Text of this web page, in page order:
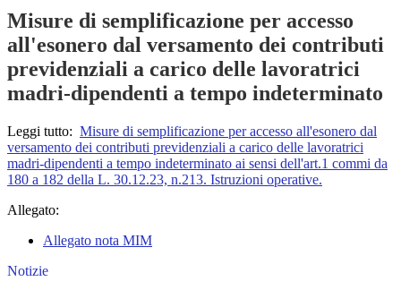
Misure di semplificazione per accesso
all'esonero dal versamento dei contributi
previdenziali a carico delle lavoratrici
madri-dipendenti a tempo indeterminato
Leggi tutto: Misure di semplificazione per accesso all'esonero dal
versamento dei contributi previdenziali a carico delle lavoratrici
madri-dipendenti a tempo indeterminato ai sensi dell'art.1 commi da
180 a 182 della L. 30.12.23, n.213. Istruzioni operative.
Allegato:
Allegato nota MIM
Notizie